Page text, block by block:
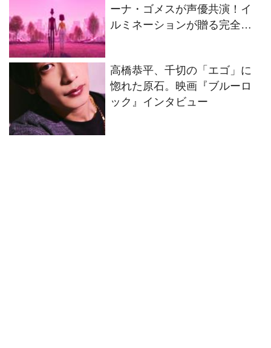
ーナ・ゴメスが声優共演！イ
ルミネーションが贈る完全オ
高橋恭平、千切の「エゴ」に
惚れた原石。映画『ブルーロ
ック』インタビュー